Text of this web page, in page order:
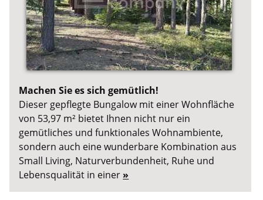
Machen Sie es sich gemütlich!
Dieser gepflegte Bungalow mit einer Wohnfläche
von 53,97 m² bietet Ihnen nicht nur ein
gemütliches und funktionales Wohnambiente,
sondern auch eine wunderbare Kombination aus
Small Living, Naturverbundenheit, Ruhe und
Lebensqualität in einer »